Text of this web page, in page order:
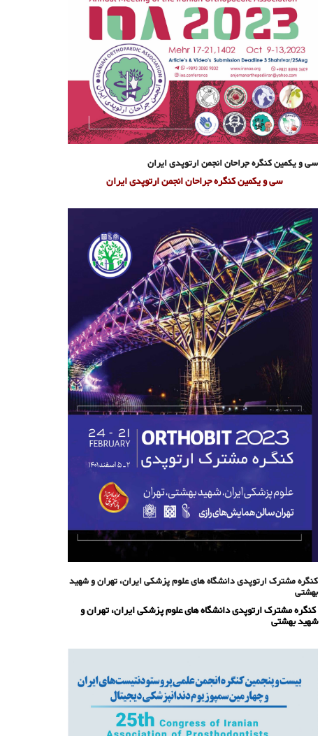
سی و یکمین کنگره جراحان انجمن ارتوپدی ایران
سی و یکمین کنگره جراحان انجمن ارتوپدی ایران
کنگره مشترک ارتوپدی دانشگاه های علوم پزشکی ایران، تهران و شهید
بهشتی
کنگره مشترک ارتوپدی دانشگاه های علوم پزشکی ایران، تهران و
شهید بهشتی